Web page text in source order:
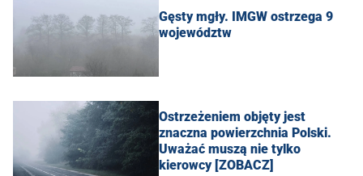
Gęsty mgły. IMGW ostrzega 9
województw
Ostrzeżeniem objęty jest
znaczna powierzchnia Polski.
Uważać muszą nie tylko
kierowcy [ZOBACZ]